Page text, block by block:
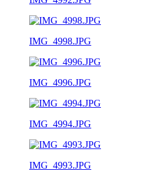
IMG_4998.JPG
IMG_4996.JPG
IMG_4994.JPG
IMG_4993.JPG